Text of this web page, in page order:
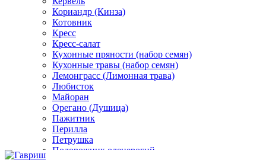
Кориандр (Кинза)
Котовник
Кресс
Кресс-салат
Кухонные пряности (набор семян)
Кухонные травы (набор семян)
Лемонграсс (Лимонная трава)
Любисток
Майоран
Орегано (Душица)
Пажитник
Перилла
Петрушка
Подорожник оленерогий